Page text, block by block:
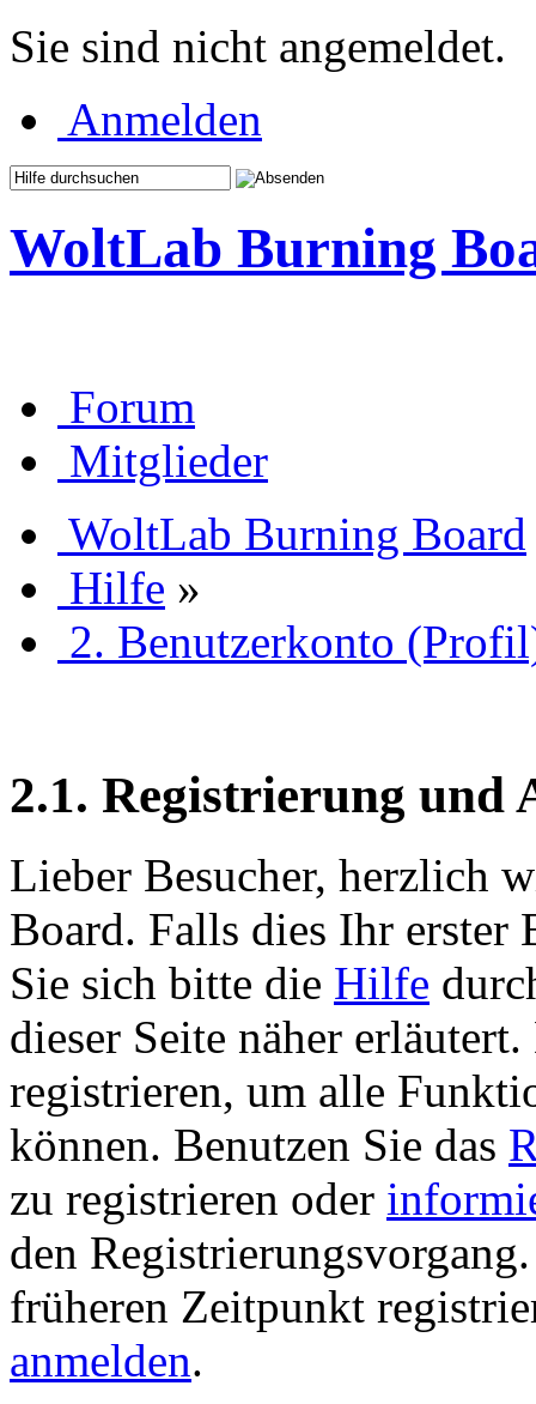
Sie sind nicht angemeldet.
Anmelden
WoltLab Burning
Forum
Mitglieder
WoltLab Burning Board
Hilfe »
2. Benutzerkonto
2.1. Registrierung und
Lieber Besucher, herzlich
Board. Falls dies Ihr erster
Sie sich bitte die Hilfe
dieser Seite näher
registrieren, um alle
können. Benutzen Sie das
zu registrieren oder
den
früheren Zeitpunkt
anmelden.